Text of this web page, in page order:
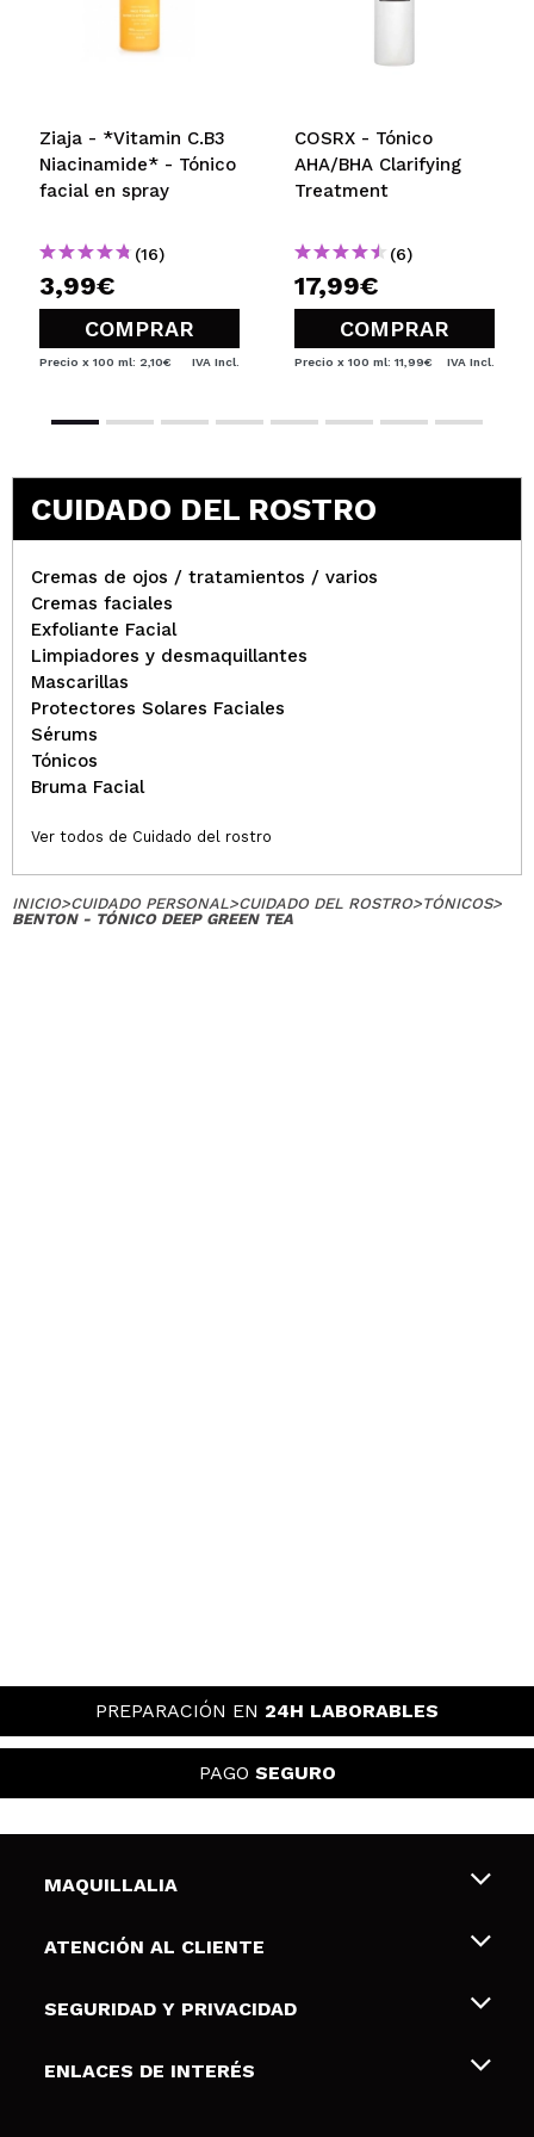
¿Recomendarías su compra?
Eva c
Es genial, tengo piel grasa y la verdad es que
equilibra y refresca la piel. ¡No deja ni crea nada de
¿Recomendarías su compra? Si
Útil Responder
Ziaja - *Vitamin C.B3
Niacinamide* - Tónico
facial en spray
(16)
3,99€
COMPRAR
Precio x 100 ml: 2,10€ IVA Incl.
COSRX - Tónico
AHA/BHA Clarifying
Treatment
(6)
17,99€
COMPRAR
Precio x 100 ml: 11,99€ IVA Incl.
CUIDADO DEL ROSTRO
Cremas de ojos / tratamientos / varios
Cremas faciales
Exfoliante Facial
Limpiadores y desmaquillantes
Mascarillas
Protectores Solares Faciales
Sérums
Tónicos
Bruma Facial
Ver todos de Cuidado del rostro
INICIO>CUIDADO PERSONAL>CUIDADO DEL ROSTRO>TÓNICOS>
BENTON - TÓNICO DEEP GREEN TEA
PREPARACIÓN EN 24H LABORABLES
PAGO SEGURO
MAQUILLALIA
Sobre nosotros
Tarjetas de Regalo
ATENCIÓN AL CLIENTE
Envíos y devoluciones
Formas de pago
SEGURIDAD Y PRIVACIDAD
Terminos y condiciones de uso
ENLACES DE INTERÉS